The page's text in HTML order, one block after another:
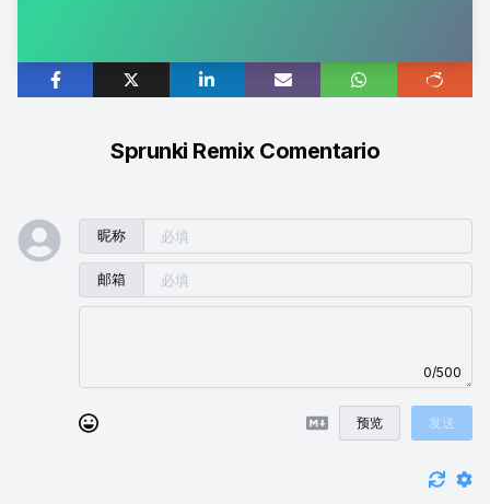
Sprunki Remix Comentario
昵称
邮箱
0/500
预览 发送